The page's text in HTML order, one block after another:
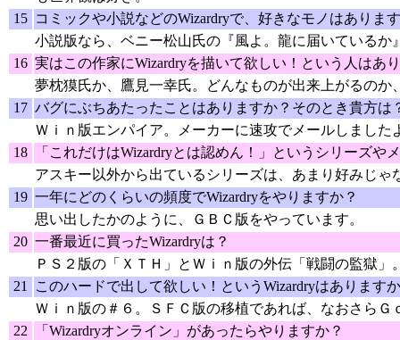
15 コミックや小説などのWizardryで、好きなモノはありま
小説版なら、ベニー松山氏の『風よ。龍に届いている
16 実はこの作家にWizardryを描いて欲しい！という人はあ
夢枕獏氏か、鷹見一幸氏。どんなものが出来上がるのか
17 バグにぶちあたったことはありますか？そのとき貴方は
Ｗｉｎ版エンパイア。メーカーに速攻でメールしまし
18
「これだけはWizardryとは認めん！」というシリーズや
アスキー以外から出ているシリーズは、あまり好みじ
19 一年にどのくらいの頻度でWizardryをやりますか？
思い出したかのように、ＧＢＣ版をやっています。
20 一番最近に買ったWizardryは？
ＰＳ２版の「ＸＴＨ」とＷｉｎ版の外伝「戦闘の監獄
21
このハードで出して欲しい！というWizardryはあります
Ｗｉｎ版の＃６。ＳＦＣ版の移植であれば、なおさらＧ
22
「Wizardryオンライン」があったらやりますか？